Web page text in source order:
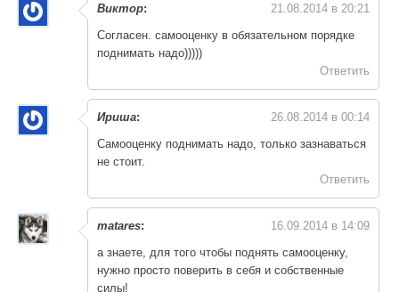
Виктор:
21.08.2014 в 20:21
Согласен. самооценку в обязательном порядке
поднимать надо)))))
Ответить
Ириша:
26.08.2014 в 00:14
Самооценку поднимать надо, только зазнаваться
не стоит.
Ответить
matares:
16.09.2014 в 14:09
а знаете, для того чтобы поднять самооценку,
нужно просто поверить в себя и собственные
силы!